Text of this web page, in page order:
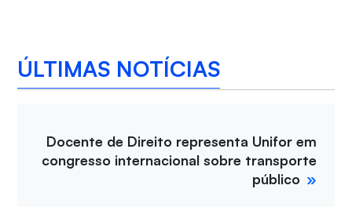
ÚLTIMAS NOTÍCIAS
Docente de Direito representa Unifor em
congresso internacional sobre transporte
público